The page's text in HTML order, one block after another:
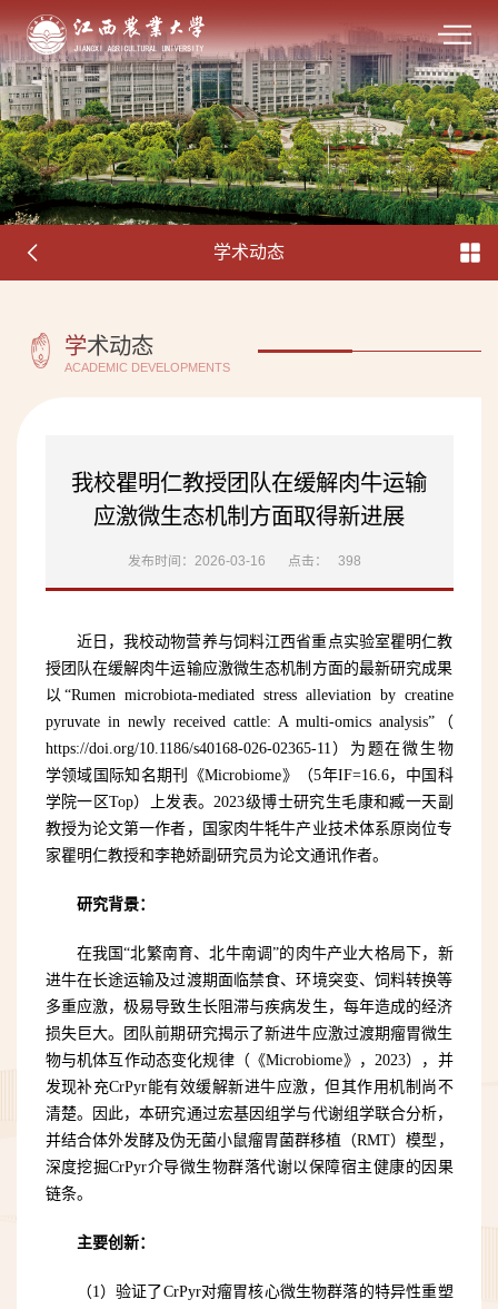
学术动态
学术动态
ACADEMIC DEVELOPMENTS
我校瞿明仁教授团队在缓解肉牛运输
应激微生态机制方面取得新进展
发布时间：2026-03-16 点击： 398
近日，我校动物营养与饲料江西省重点实验室瞿明仁教
授团队在缓解肉牛运输应激微生态机制方面的最新研究成果
以“Rumen microbiota-mediated stress alleviation by creatine
pyruvate in newly received cattle: A multi-omics analysis”（
https://doi.org/10.1186/s40168-026-02365-11）为题在微生物
学领域国际知名期刊《Microbiome》（5年IF=16.6， 中国科
学院一区Top）上发表。2023级博士研究生毛康和臧一天副
教授为论文第一作者，国家肉牛牦牛产业技术体系原岗位专
家瞿明仁教授和李艳娇副研究员为论文通讯作者。
研究背景：
在我国“北繁南育、北牛南调”的肉牛产业大格局下，新
进牛在长途运输及过渡期面临禁食、环境突变、饲料转换等
多重应激，极易导致生长阻滞与疾病发生，每年造成的经济
损失巨大。团队前期研究揭示了新进牛应激过渡期瘤胃微生
物与机体互作动态变化规律（《Microbiome》，2023），并
发现补充CrPyr能有效缓解新进牛应激，但其作用机制尚不
清楚。因此，本研究通过宏基因组学与代谢组学联合分析，
并结合体外发酵及伪无菌小鼠瘤胃菌群移植（RMT）模型，
深度挖掘CrPyr介导微生物群落代谢以保障宿主健康的因果
链条。
主要创新：
（1）验证了CrPyr对瘤胃核心微生物群落的特异性重塑